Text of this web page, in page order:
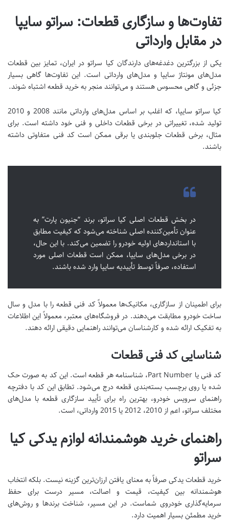
تفاوت‌ها و سازگاری قطعات: سراتو سایپا
در مقابل وارداتی
یکی از بزرگترین دغدغه‌های دارندگان کیا سراتو در ایران، تمایز بین قطعات
مدل‌های مونتاژ سایپا و مدل‌های وارداتی است. این تفاوت‌ها گاهی بسیار
جزئی و گاهی محسوس هستند و می‌توانند منجر به خرید قطعه اشتباه شوند.
کیا سراتو سایپا، که اغلب بر اساس مدل‌های وارداتی مانند 2008 و 2010
تولید شده، تغییراتی در برخی قطعات داخلی و فنی خود داشته است. برای
مثال، برخی قطعات جلوبندی یا برقی ممکن است کد فنی متفاوتی داشته
باشند.
در بخش قطعات اصلی کیا سراتو، برند “جنیون پارت” به
عنوان تأمین‌کننده اصلی شناخته می‌شود که کیفیت مطابق
با استانداردهای اولیه خودرو را تضمین می‌کند. با این حال،
در برخی مدل‌های سایپا، ممکن است قطعات اصلی مورد
استفاده، صرفاً توسط تأییدیه سایپا وارد شده باشند.
برای اطمینان از سازگاری، مکانیک‌ها معمولاً کد فنی قطعه را با مدل و سال
ساخت خودرو مطابقت می‌دهند. در فروشگاه‌های معتبر، معمولاً این اطلاعات
به تفکیک ارائه شده و کارشناسان می‌توانند راهنمایی دقیقی ارائه دهند.
شناسایی کد فنی قطعات
کد فنی یا Part Number، شناسنامه هر قطعه است. این کد به صورت حک
شده یا روی برچسب بسته‌بندی قطعه درج می‌شود. تطابق این کد با دفترچه
راهنمای سرویس خودرو، بهترین راه برای تأیید سازگاری قطعه با مدل‌های
مختلف سراتو، اعم از 2010، 2012 یا 2015 وارداتی، است.
راهنمای خرید هوشمندانه لوازم یدکی کیا
سراتو
خرید قطعات یدکی صرفاً به معنای یافتن ارزان‌ترین گزینه نیست. بلکه انتخاب
هوشمندانه بین کیفیت، قیمت و اصالت، مسیر درست برای حفظ
سرمایه‌گذاری خودروی شماست. در این مسیر، شناخت برندها و روش‌های
خرید مطمئن بسیار اهمیت دارد.